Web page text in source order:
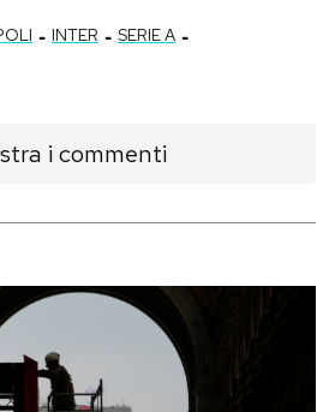
- INTER - SERIE A -
i commenti